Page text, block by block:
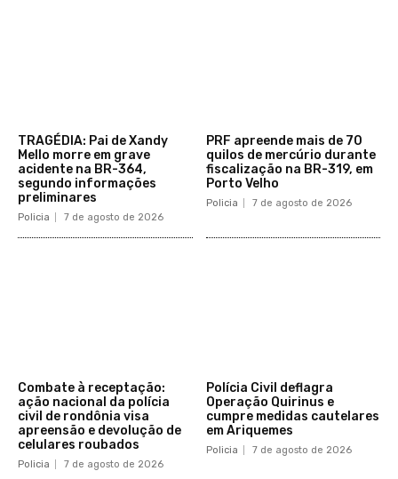
TRAGÉDIA: Pai de Xandy
Mello morre em grave
acidente na BR-364,
segundo informações
preliminares
Policia 7 de agosto de 2026
PRF apreende mais de 70
quilos de mercúrio durante
fiscalização na BR-319, em
Porto Velho
Policia 7 de agosto de 2026
Combate à receptação:
ação nacional da polícia
civil de rondônia visa
apreensão e devolução de
celulares roubados
Policia 7 de agosto de 2026
Polícia Civil deflagra
Operação Quirinus e
cumpre medidas cautelares
em Ariquemes
Policia 7 de agosto de 2026